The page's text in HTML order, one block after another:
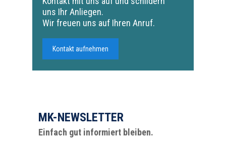
uns Ihr Anliegen.
Wir freuen uns auf Ihren Anruf.
Kontakt aufnehmen
MK-NEWSLETTER
Einfach gut informiert bleiben.